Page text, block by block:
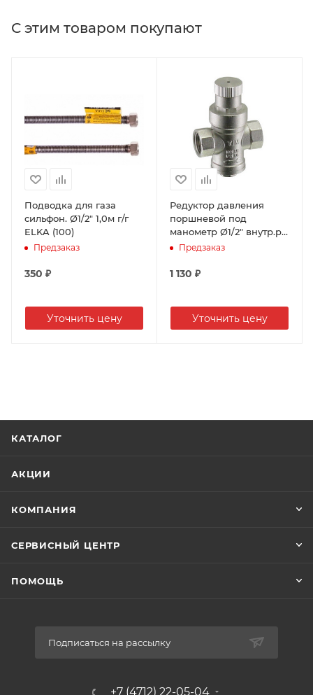
Тип: дымоходная;
Производительность: 10 л. При Δt=25 0C
Минимальное давление воды: 0,2 бар
Номинальный расход газа: 1,9 м3/час
Габаритные размеры (высота, ширина, глубина):
Диаметр дымовой трубы: 110 мм
С этим товаром покупают
Подводка для газа
сильфон. Ø1/2" 1,0м г/г
ELKA (100)
Предзаказ
350 ₽
Уточнить цену
Редуктор давления
поршневой под
манометр Ø1/2" внутр.р.
TIM BL2802A (30)
Предзаказ
1 130 ₽
Уточнить цену
КАТАЛОГ
АКЦИИ
КОМПАНИЯ
СЕРВИСНЫЙ ЦЕНТР
ПОМОЩЬ
Подписаться на рассылку
+7 (4712) 22-05-04